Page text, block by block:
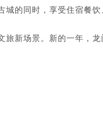
城的同时，享受住宿餐
旅新场景。新的一年，